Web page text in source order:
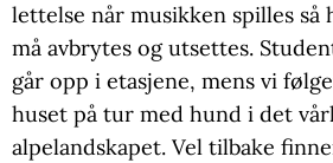
lettelse når musikken spilles
må avbrytes og utsettes.
går opp i etasjene, mens vi
huset på tur med hund i det
alpelandskapet. Vel tilbake